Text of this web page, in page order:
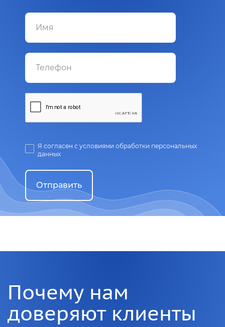
Я согласен с условиями обработки персональных
данных
Отправить
Почему нам
доверяют клиенты